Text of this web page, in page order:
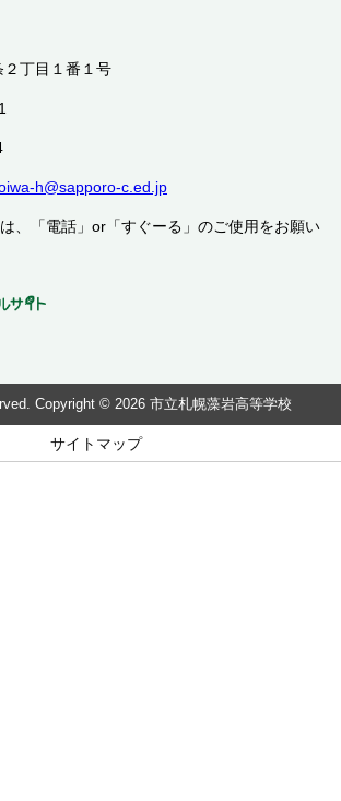
丁目１番１号
h@sapporo-c.ed.jp
、「電話」or「すぐーる」のご使用をお願い
Copyright © 2026 市立札幌藻岩高等学校
サイトマップ